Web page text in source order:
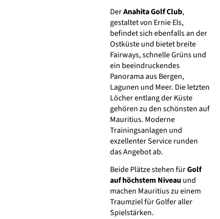
DerAnahita Golf Club,
gestaltet von Ernie Els,
befindet sich ebenfalls an der
Ostküste und bietet breite
Fairways, schnelle Grüns und
ein beeindruckendes
Panorama aus Bergen,
Lagunen und Meer. Die letzten
Löcher entlang der Küste
gehören zu den schönsten auf
Mauritius. Moderne
Trainingsanlagen und
exzellenter Service runden
das Angebot ab.
Beide Plätze stehen fürGolf
auf höchstem Niveau und
machen Mauritius zu einem
Traumziel für Golfer aller
Spielstärken.